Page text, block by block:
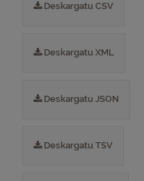
Deskargatu CSV
Deskargatu XML
Deskargatu JSON
Deskargatu TSV